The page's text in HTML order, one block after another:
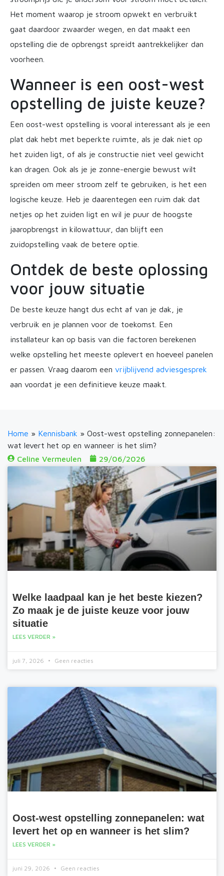
Het moment waarop je stroom opwekt en verbruikt
gaat daardoor zwaarder wegen, en dat maakt een
opstelling die de opbrengst spreidt aantrekkelijker dan
voorheen.
Wanneer is een oost-west
opstelling de juiste keuze?
Een oost-west opstelling is vooral interessant als je een
plat dak hebt met beperkte ruimte, als je dak niet op
het zuiden ligt, of als je constructie niet veel gewicht
kan dragen. Ook als je je zonne-energie bewust wilt
spreiden om meer stroom zelf te gebruiken, is het een
logische keuze. Heb je daarentegen een ruim dak dat
netjes op het zuiden ligt en wil je puur de hoogste
jaaropbrengst in kilowattuur, dan blijft een
zuidopstelling vaak de betere optie.
Ontdek de beste oplossing
voor jouw situatie
De beste keuze hangt dus echt af van je dak, je
verbruik en je plannen voor de toekomst. Een
installateur kan op basis van die factoren berekenen
welke opstelling het meeste oplevert en hoeveel panelen
er passen. Vraag daarom een vrijblijvend adviesgesprek
aan voordat je een definitieve keuze maakt.
Home » Kennisbank » Oost-west opstelling zonnepanelen:
wat levert het op en wanneer is het slim?
Celine Vermeulen
29/06/2026
Welke laadpaal kan je het beste kiezen?
Zo maak je de juiste keuze voor jouw
situatie
LEES VERDER »
juli 7, 2026 Geen reacties
Oost-west opstelling zonnepanelen: wat
levert het op en wanneer is het slim?
LEES VERDER »
juni 29, 2026 Geen reacties